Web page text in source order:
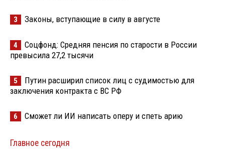
3 Законы, вступающие в силу в августе
4
Соцфонд: Средняя пенсия по старости в России
превысила 27,2 тысячи
5
Путин расширил список лиц с судимостью для
заключения контракта с ВС РФ
6 Сможет ли ИИ написать оперу и спеть арию
Главное сегодня